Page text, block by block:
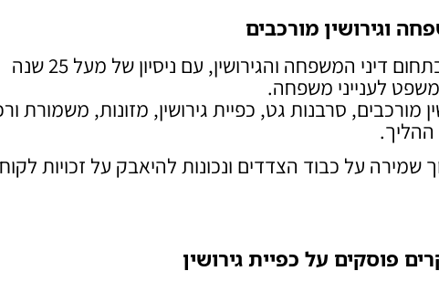
וגירושין מורכבים
משרד עו"ד רן רייכמן הוא מהמובילים בישראל בתחום דיני המשפחה והגירושין, עם ניסיון של מעל 25 שנה
לענייני משפחה.
מורכבים, סרבנות גט, כפיית גירושין, מזונות, משמורת
ההליך.
על כבוד הצדדים ונכונות להיאבק על זכויות
פוסקים על כפיית גירושין